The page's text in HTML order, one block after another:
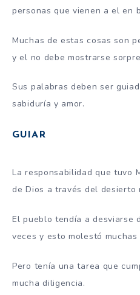
personas que vienen a el en
Muchas de estas cosas son
y el no debe mostrarse
Sus palabras deben ser
sabiduría y amor.
GUIAR
La responsabilidad que tuvo
de Dios a través del
El pueblo tendía a desviarse
veces y esto molestó muchas
Pero tenía una tarea que
mucha diligencia.